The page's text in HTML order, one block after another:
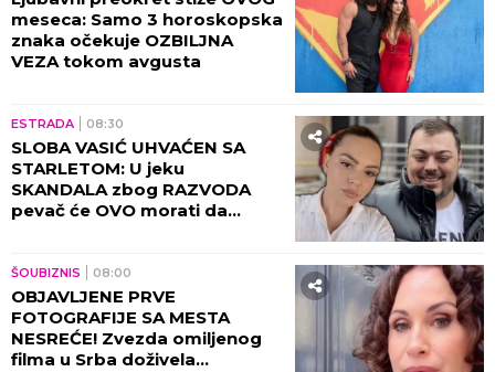
meseca: Samo 3 horoskopska
znaka očekuje OZBILJNA
VEZA tokom avgusta
ESTRADA 08:30
SLOBA VASIĆ UHVAĆEN SA
STARLETOM: U jeku
SKANDALA zbog RAZVODA
pevač će OVO morati da
ŠOUBIZNIS 08:00
OBJAVLJENE PRVE
FOTOGRAFIJE SA MESTA
NESREĆE! Zvezda omiljenog
filma u Srba doživela